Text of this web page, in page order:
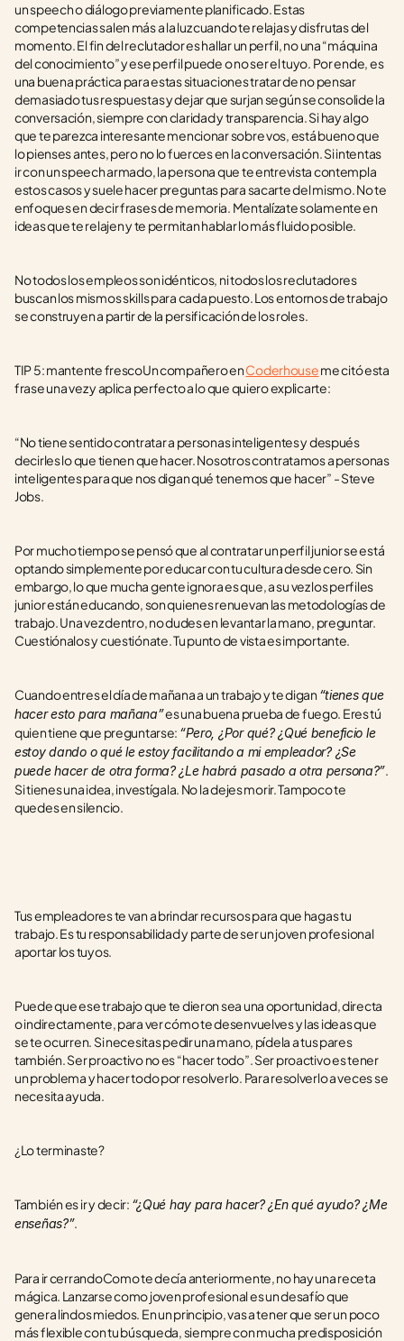
un speech o diálogo previamente planificado. Estas
competencias salen más a la luz cuando te relajas y disfrutas del
momento. El fin del reclutador es hallar un perfil, no una “máquina
del conocimiento” y ese perfil puede o no ser el tuyo. Por ende, es
una buena práctica para estas situaciones tratar de no pensar
demasiado tus respuestas y dejar que surjan según se consolide la
conversación, siempre con claridad y transparencia. Si hay algo
que te parezca interesante mencionar sobre vos, está bueno que
lo pienses antes, pero no lo fuerces en la conversación. Si intentas
ir con un speech armado, la persona que te entrevista contempla
estos casos y suele hacer preguntas para sacarte del mismo. No te
enfoques en decir frases de memoria. Mentalízate solamente en
ideas que te relajen y te permitan hablar lo más fluido posible.
No todos los empleos son idénticos, ni todos los reclutadores
buscan los mismos skills para cada puesto. Los entornos de trabajo
se construyen a partir de la persificación de los roles.
TIP 5: mantente frescoUn compañero en Coderhouse me citó esta
frase una vez y aplica perfecto a lo que quiero explicarte:
“No tiene sentido contratar a personas inteligentes y después
decirles lo que tienen que hacer. Nosotros contratamos a personas
inteligentes para que nos digan qué tenemos que hacer” - Steve
Jobs.
Por mucho tiempo se pensó que al contratar un perfil junior se está
optando simplemente por educar con tu cultura desde cero. Sin
embargo, lo que mucha gente ignora es que, a su vez los perfiles
junior están educando, son quienes renuevan las metodologías de
trabajo. Una vez dentro, no dudes en levantar la mano, preguntar.
Cuestiónalos y cuestiónate. Tu punto de vista es importante.
Cuando entres el día de mañana a un trabajo y te digan “tienes que
hacer esto para mañana” es una buena prueba de fuego. Eres tú
quien tiene que preguntarse: “Pero, ¿Por qué? ¿Qué beneficio le
estoy dando o qué le estoy facilitando a mi empleador? ¿Se
puede hacer de otra forma? ¿Le habrá pasado a otra persona?”.
Si tienes una idea, investígala. No la dejes morir. Tampoco te
quedes en silencio.
Tus empleadores te van a brindar recursos para que hagas tu
trabajo. Es tu responsabilidad y parte de ser un joven profesional
aportar los tuyos.
Puede que ese trabajo que te dieron sea una oportunidad, directa
o indirectamente, para ver cómo te desenvuelves y las ideas que
se te ocurren. Si necesitas pedir una mano, pídela a tus pares
también. Ser proactivo no es “hacer todo”. Ser proactivo es tener
un problema y hacer todo por resolverlo. Para resolverlo a veces se
necesita ayuda.
¿Lo terminaste?
También es ir y decir: “¿Qué hay para hacer? ¿En qué ayudo? ¿Me
enseñas?”.
Para ir cerrandoComo te decía anteriormente, no hay una receta
mágica. Lanzarse como joven profesional es un desafío que
genera lindos miedos. En un principio, vas a tener que ser un poco
más flexible con tu búsqueda, siempre con mucha predisposición